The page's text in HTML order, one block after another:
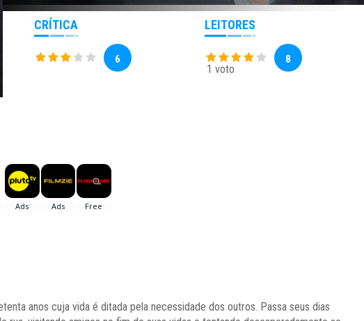
CRÍTICA
6
LEITORES
1 voto
8
anos cuja vida é ditada pela necessidade dos outros. Passa seus dias